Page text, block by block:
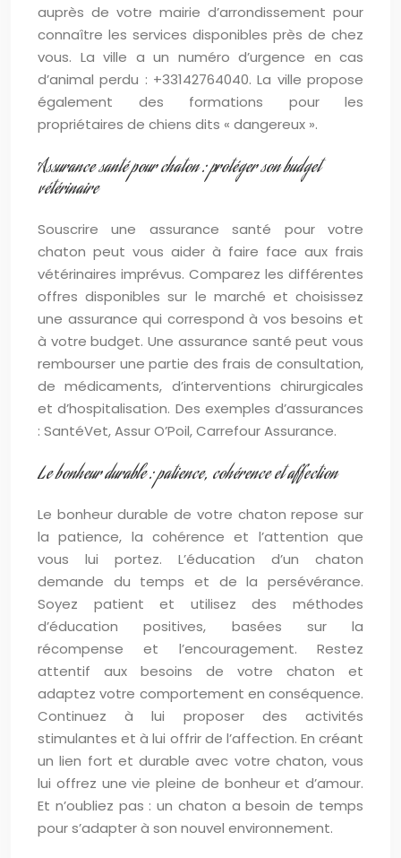
auprès de votre mairie d’arrondissement pour
connaître les services disponibles près de chez
vous. La ville a un numéro d’urgence en cas
d’animal perdu : +33142764040. La ville propose
également des formations pour les
propriétaires de chiens dits « dangereux ».
Assurance santé pour chaton : protéger son budget
vétérinaire
Souscrire une assurance santé pour votre
chaton peut vous aider à faire face aux frais
vétérinaires imprévus. Comparez les différentes
offres disponibles sur le marché et choisissez
une assurance qui correspond à vos besoins et
à votre budget. Une assurance santé peut vous
rembourser une partie des frais de consultation,
de médicaments, d’interventions chirurgicales
et d’hospitalisation. Des exemples d’assurances
: SantéVet, Assur O’Poil, Carrefour Assurance.
Le bonheur durable : patience, cohérence et affection
Le bonheur durable de votre chaton repose sur
la patience, la cohérence et l’attention que
vous lui portez. L’éducation d’un chaton
demande du temps et de la persévérance.
Soyez patient et utilisez des méthodes
d’éducation positives, basées sur la
récompense et l’encouragement. Restez
attentif aux besoins de votre chaton et
adaptez votre comportement en conséquence.
Continuez à lui proposer des activités
stimulantes et à lui offrir de l’affection. En créant
un lien fort et durable avec votre chaton, vous
lui offrez une vie pleine de bonheur et d’amour.
Et n’oubliez pas : un chaton a besoin de temps
pour s’adapter à son nouvel environnement.